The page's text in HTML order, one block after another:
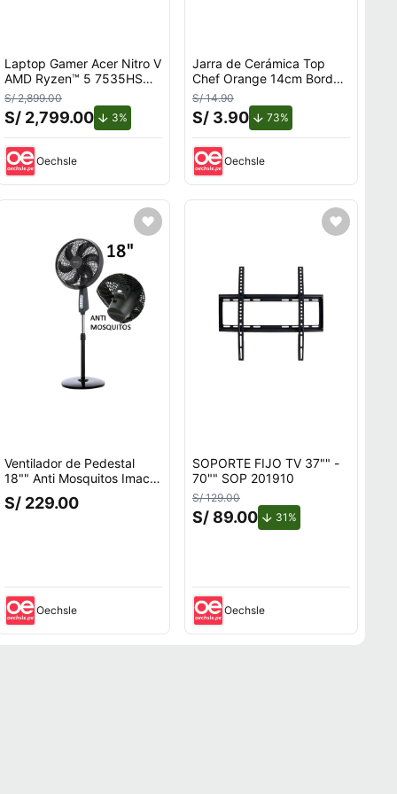
Laptop Gamer Acer Nitro V
AMD Ryzen™ 5 7535HS
8GB RAM 512GB SSD
15.6"" RTX 3050.
S/ 2,899.00
S/ 2,799.00 3% de descuento.
Oechsle
Jarra de Cerámica Top
Chef Orange 14cm Borde
Rojo
S/ 14.90
S/ 3.90 73%
Oechsle
Ventilador de Pedestal
18"" Anti Mosquitos Imaco
FSM7518MK 85W
S/ 229.00
Oechsle
SOPORTE FIJO TV 37"" -
70"" SOP 201910
S/ 129.00
S/ 89.00 31%
Oechsle